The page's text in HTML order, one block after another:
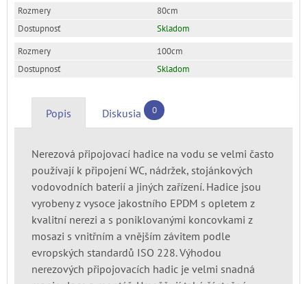
80cm
Skladom
100cm
Skladom
Popis Diskusia 0
Nerezová připojovací hadice na vodu se velmi často
používají k připojení WC, nádržek, stojánkových
vodovodních baterií a jiných zařízení. Hadice jsou
vyrobeny z vysoce jakostního EPDM s opletem z
kvalitní nerezi a s poniklovanými koncovkami z
mosazi s vnitřním a vnějším závitem podle
evropských standardů ISO 228. Výhodou
nerezových připojovacích hadic je velmi snadná